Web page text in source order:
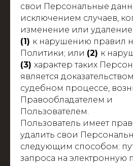
свои Персональные
исключением случаев,
изменение или
(1) к нарушению правил
Политики; или (2) к
(3) характер таких
является
судебном процессе,
Правообладателем и
Пользователем.
Пользователь имеет
удалить свои
следующим способом:
запроса на электронную